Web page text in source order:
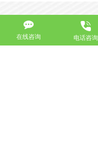
高端网站定制
在线咨询 电话咨询